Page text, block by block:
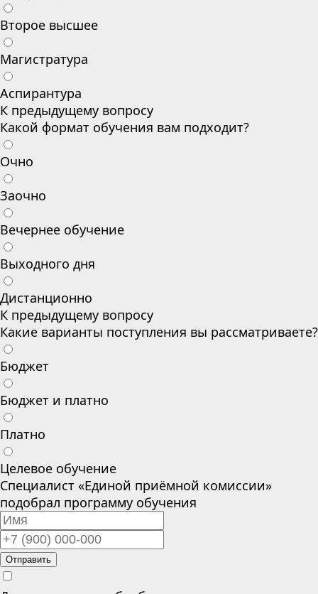
Второе высшее
Магистратура
Аспирантура
К предыдущему вопросу
Какой формат обучения вам подходит?
Очно
Заочно
Вечернее обучение
Выходного дня
Дистанционно
К предыдущему вопросу
Какие варианты поступления вы рассматриваете?
Бюджет
Бюджет и платно
Платно
Целевое обучение
Специалист «Единой приёмной комиссии»
подобрал программу обучения
Отправить